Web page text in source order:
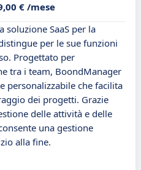
€ /mese
soluzione SaaS per la
per le sue funzioni
Progettato per
tra i team, BoondManager
personalizzabile che facilita
dei progetti. Grazie
delle attività e delle
una gestione
alla fine.